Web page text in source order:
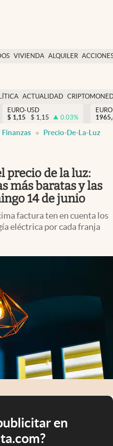
VIVIENDA ALQUILER
Colombia
ACTUALIDAD
EURO-USD
$ 1,15 $ 1,15 0.03%
Precio-De-La-Luz
precio de la luz:
más baratas y las
14 de junio
factura ten en cuenta los
eléctrica por cada franja
en